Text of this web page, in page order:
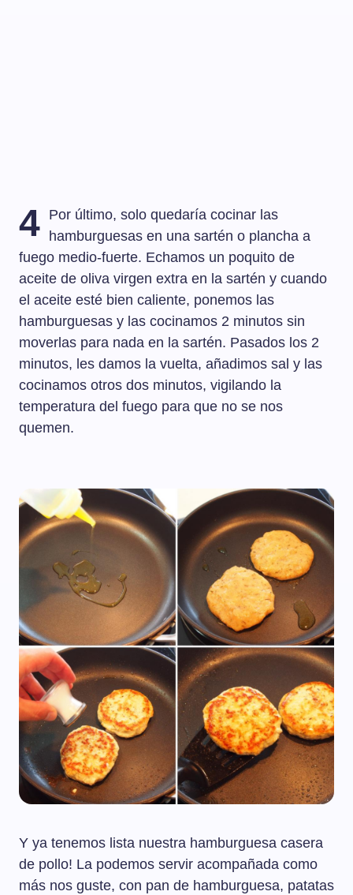
4 Por último, solo quedaría cocinar las
hamburguesas en una sartén o plancha a
fuego medio-fuerte. Echamos un poquito de
aceite de oliva virgen extra en la sartén y cuando
el aceite esté bien caliente, ponemos las
hamburguesas y las cocinamos 2 minutos sin
moverlas para nada en la sartén. Pasados los 2
minutos, les damos la vuelta, añadimos sal y las
cocinamos otros dos minutos, vigilando la
temperatura del fuego para que no se nos
quemen.
Y ya tenemos lista nuestra hamburguesa casera
de pollo! La podemos servir acompañada como
más nos guste, con pan de hamburguesa, patatas